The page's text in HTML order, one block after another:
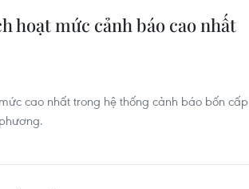
hoạt mức cảnh báo cao nhất
cao nhất trong hệ thống cảnh báo bốn cấp